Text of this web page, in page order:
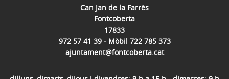
Can Jan de la Farrès
Fontcoberta
17833
972 57 41 39 - Mòbil 722 785 373
ajuntament@fontcoberta.cat